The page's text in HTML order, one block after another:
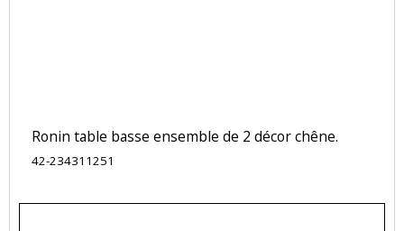
Ronin table basse ensemble de 2 décor chêne.
42-234311251